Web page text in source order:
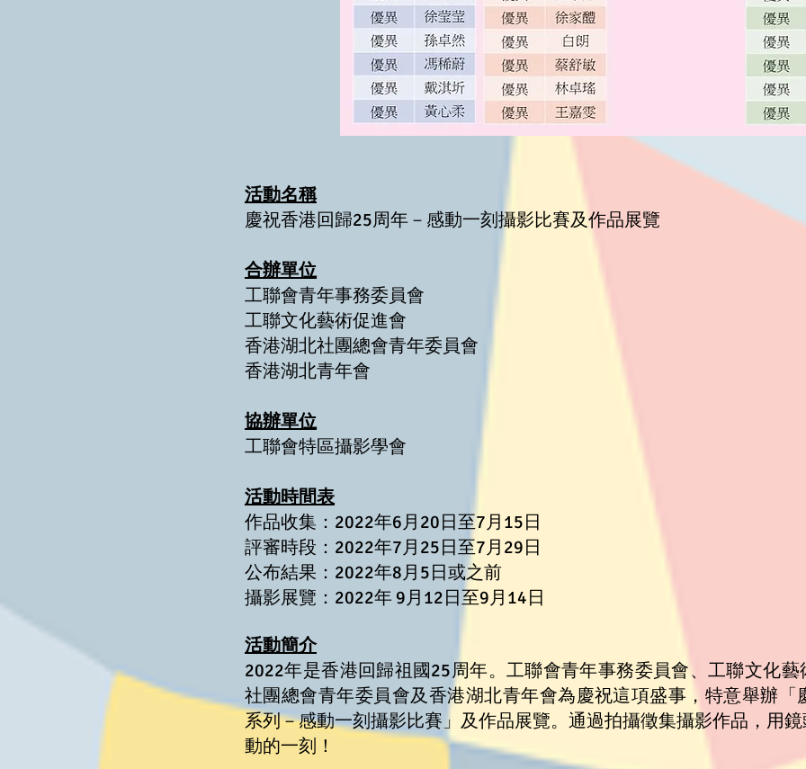
活動名稱
慶祝香港回歸25周年－感動一刻攝影比賽及作品展覽
合辦單位
工聯會青年事務委員會
工聯文化藝術促進會
香港湖北社團總會青年委員會
香港湖北青年會
協辦單位
工聯會特區攝影學會
活動時間表
作品收集：2022年6月20日至7月15日
評審時段：2022年7月25日至7月29日
公布結果：2022年8月5日或之前
攝影展覽：2022年 9月12日至9月14日
活動簡介
2022年是香港回歸祖國25周年。工聯會青年事務委員會、工聯文化藝
社團總會青年委員會及香港湖北青年會為慶祝這項盛事，特意舉辦「
系列－感動一刻攝影比賽」及作品展覽。通過拍攝徵集攝影作品，用
動的一刻！